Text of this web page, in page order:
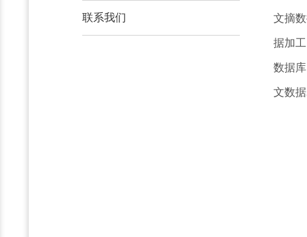
联系我们 文摘
据加
数据
文数